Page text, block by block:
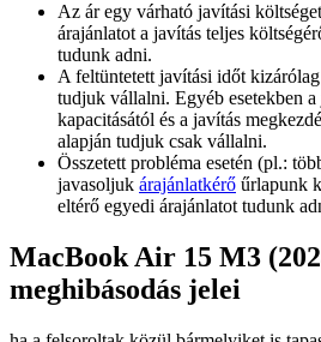
Az ár egy várható javítási
árajánlatot a javítás teljes
tudunk adni.
A feltüntetett javítási időt
tudjuk vállalni. Egyéb esetekben
kapacitásától és a javítás
alapján tudjuk csak vállalni.
Összetett probléma esetén (pl.:
javasoljuk árajánlatkérő űrlapunk
eltérő egyedi árajánlatot tudunk
MacBook Air 15 M3
meghibásodás jelei